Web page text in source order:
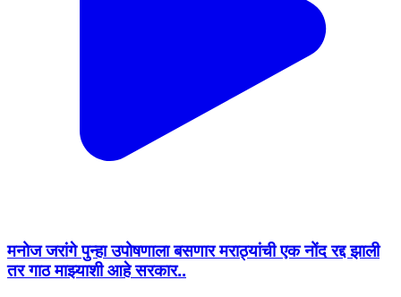
मनोज जरांगे पुन्हा उपोषणाला बसणार मराठ्यांची एक नोंद रद्द झाली
तर गाठ माझ्याशी आहे सरकार..